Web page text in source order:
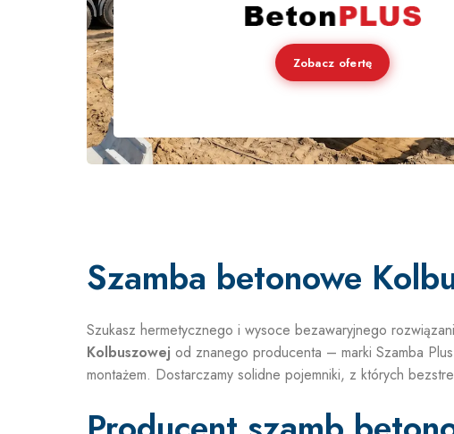
Zobacz ofertę
Szamba betonowe
Szukasz hermetycznego i wysoce bezawaryjnego
Kolbuszowej od znanego producenta – marki Szamba
montażem. Dostarczamy solidne pojemniki, z których